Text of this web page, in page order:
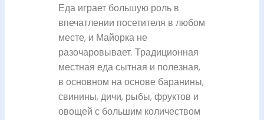
Еда играет большую роль в
впечатлении посетителя в любом
месте, и Майорка не
разочаровывает. Традиционная
местная еда сытная и полезная,
в основном на основе баранины,
свинины, дичи, рыбы, фруктов и
овощей с большим количеством